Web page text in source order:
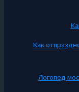
Как
Логопед